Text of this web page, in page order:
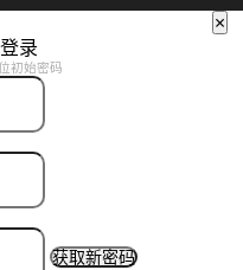
×
录
初始密码
获取新密码